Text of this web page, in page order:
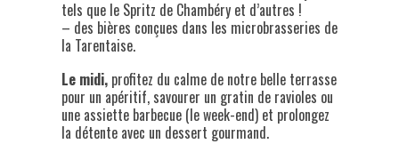
tels que le Spritz de Chambéry et d’autres !
– des bières conçues dans les microbrasseries de
la Tarentaise.
Le midi, profitez du calme de notre belle terrasse
pour un apéritif, savourer un gratin de ravioles ou
une assiette barbecue (le week-end) et prolongez
la détente avec un dessert gourmand.